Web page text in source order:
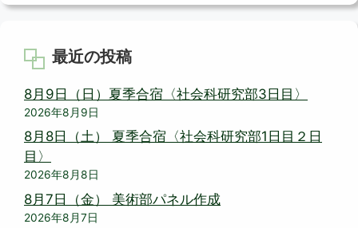
最近の投稿
8月9日（日）夏季合宿〈社会科研究部3日目〉
2026年8月9日
8月8日（土） 夏季合宿〈社会科研究部1日目２日
目〉
2026年8月8日
8月7日（金） 美術部パネル作成
2026年8月7日